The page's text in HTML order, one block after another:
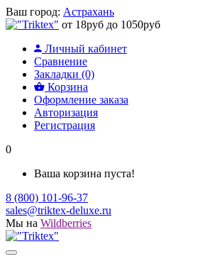
Ваш город: Астрахань
от 18руб до 1050руб
Личный кабинет
Сравнение
Закладки (0)
Корзина
Оформление заказа
Авторизация
Регистрация
0
Ваша корзина пуста!
8 (800) 101-96-37
sales@triktex-deluxe.ru
Мы на Wildberries